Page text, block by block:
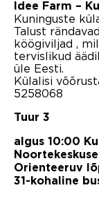
Idee Farm –
Kuninguste
Talust
köögiviljad ,
tervislikud
üle Eesti.
Külalisi
5258068
Tuur 3
algus 10:00
Orienteeruv
31-kohaline